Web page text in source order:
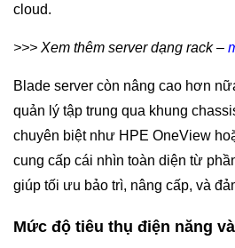
cloud.
>>> Xem thêm server dạng rack –
Blade server còn nâng cao hơn
quản lý tập trung qua khung
chuyên biệt như HPE OneView
cung cấp cái nhìn toàn diện từ
giúp tối ưu bảo trì, nâng cấp, và
Mức độ tiêu thụ điện năng